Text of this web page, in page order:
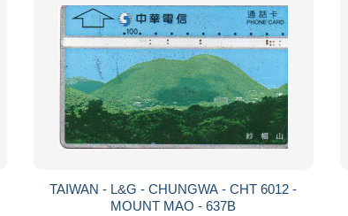
TAIWAN - L&G - CHUNGWA - CHT 6012 -
MOUNT MAO - 637B